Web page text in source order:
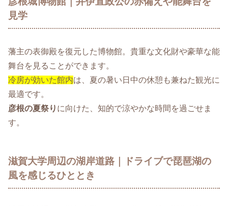
見学
藩主の表御殿を復元した博物館。貴重な文化財や豪華な能
舞台を見ることができます。
冷房が効いた館内は、夏の暑い日中の休憩も兼ねた観光に
最適です。
彦根の夏祭り に向けた、知的で涼やかな時間を過ごせま
す。
滋賀大学周辺の湖岸道路｜ドライブで琵琶湖の
風を感じるひととき